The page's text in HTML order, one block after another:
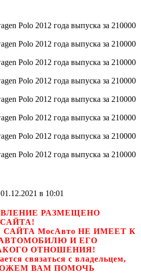
в 10:01
РАЗМЕЩЕНО
МосАвто НЕ ИМЕЕТ К
И ЕГО
ОТНОШЕНИЯ!
связаться с владельцем,
ВАМ ПОМОЧЬ